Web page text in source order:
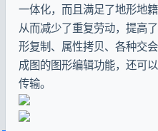
一体化，而且满足了地形地
从而减少了重复劳动，提高
形复制、属性拷贝、各种交
成图的图形编辑功能，还可
传输。